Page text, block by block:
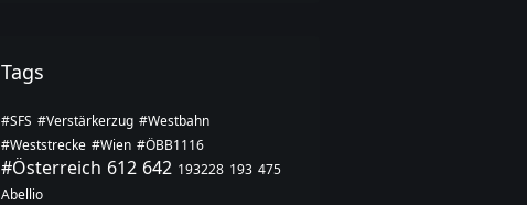
Tags
#SFS #Verstärkerzug #Westbahn
#Weststrecke #Wien #ÖBB1116
#Österreich 612 642 193228 193 475
Abellio